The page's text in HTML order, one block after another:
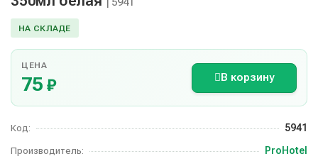
НА СКЛАДЕ
ЦЕНА
75₽ В корзину
Код: 5941
Производитель: ProHotel